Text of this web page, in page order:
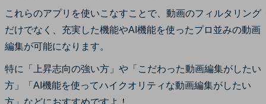
これらのアプリを使いこなすことで、動画のフィルタリング
だけでなく、充実した機能やAI機能を使ったプロ並みの動画
編集が可能になります。
特に「上昇志向の強い方」や「こだわった動画編集がしたい
方」「AI機能を使ってハイクオリティな動画編集がしたい
方」などにおすすめですよ！